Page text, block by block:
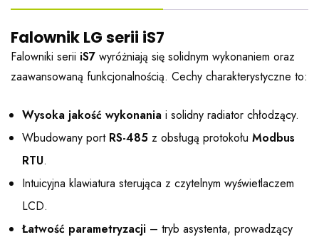
Falownik LG serii iS7
Falowniki serii iS7 wyróżniają się solidnym wykonaniem oraz
zaawansowaną funkcjonalnością. Cechy charakterystyczne to:
Wysoka jakość wykonania i solidny radiator chłodzący.
Wbudowany port RS-485 z obsługą protokołu Modbus
RTU.
Intuicyjna klawiatura sterująca z czytelnym wyświetlaczem
LCD.
Łatwość parametryzacji – tryb asystenta, prowadzący